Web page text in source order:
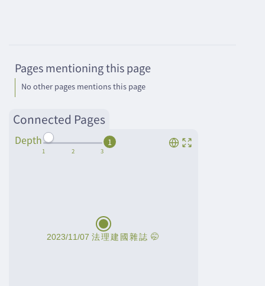
Connected Pages
Depth 1
Pages mentioning this page
No other pages mentions this page